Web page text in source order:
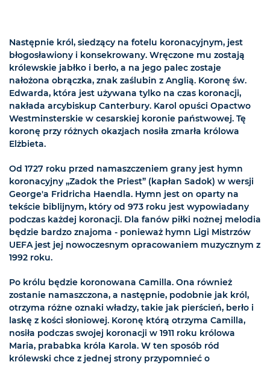
Następnie król, siedzący na fotelu koronacyjnym, jest
błogosławiony i konsekrowany. Wręczone mu zostają
królewskie jabłko i berło, a na jego palec zostaje
nałożona obrączka, znak zaślubin z Anglią. Koronę św.
Edwarda, która jest używana tylko na czas koronacji,
nakłada arcybiskup Canterbury. Karol opuści Opactwo
Westminsterskie w cesarskiej koronie państwowej. Tę
koronę przy różnych okazjach nosiła zmarła królowa
Elżbieta.
Od 1727 roku przed namaszczeniem grany jest hymn
koronacyjny „Zadok the Priest” (kapłan Sadok) w wersji
George'a Fridricha Haendla. Hymn jest on oparty na
tekście biblijnym, który od 973 roku jest wypowiadany
podczas każdej koronacji. Dla fanów piłki nożnej melodia
będzie bardzo znajoma - ponieważ hymn Ligi Mistrzów
UEFA jest jej nowoczesnym opracowaniem muzycznym z
1992 roku.
Po królu będzie koronowana Camilla. Ona również
zostanie namaszczona, a następnie, podobnie jak król,
otrzyma różne oznaki władzy, takie jak pierścień, berło i
laskę z kości słoniowej. Koronę którą otrzyma Camilla,
nosiła podczas swojej koronacji w 1911 roku królowa
Maria, prababka króla Karola. W ten sposób ród
królewski chce z jednej strony przypomnieć o